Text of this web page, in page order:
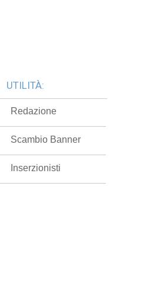
UTILITÀ:
Redazione
Scambio Banner
Inserzionisti